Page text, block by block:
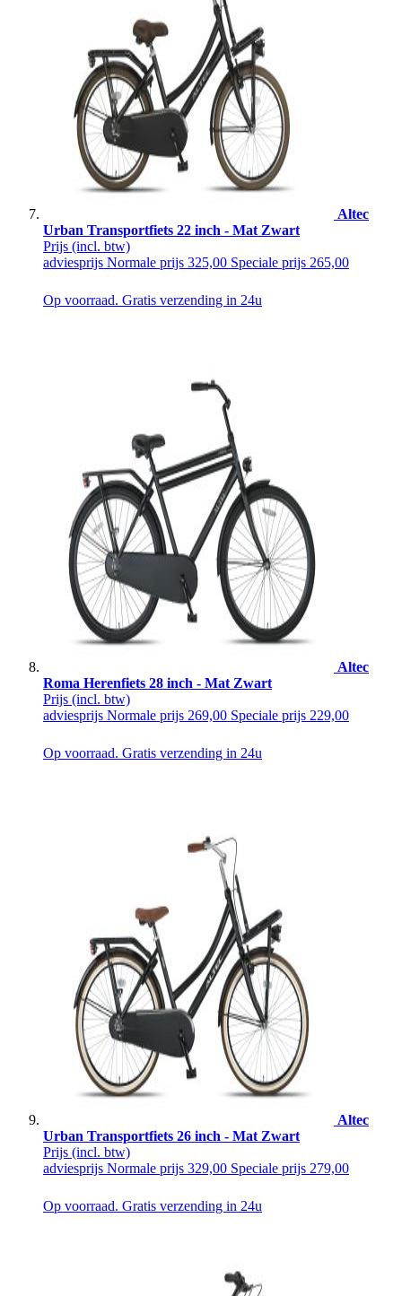
Altec
Urban Transportfiets 22 inch - Mat Zwart
Prijs (incl. btw)
adviesprijs Normale prijs 325,00 Speciale prijs 265,00
Op voorraad. Gratis verzending in 24u
Altec
Roma Herenfiets 28 inch - Mat Zwart
Prijs (incl. btw)
adviesprijs Normale prijs 269,00 Speciale prijs 229,00
Op voorraad. Gratis verzending in 24u
Altec
Urban Transportfiets 26 inch - Mat Zwart
Prijs (incl. btw)
adviesprijs Normale prijs 329,00 Speciale prijs 279,00
Op voorraad. Gratis verzending in 24u